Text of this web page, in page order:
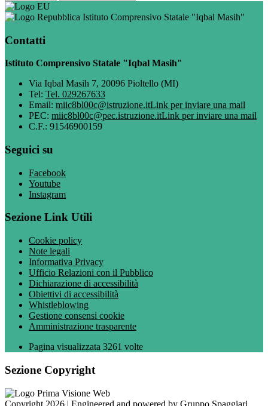
Istituto Comprensivo Statale "Iqbal Masih"
Contatti
Istituto Comprensivo Statale "Iqbal Masih"
Via Iqbal Masih 7, 20096 Pioltello (MI)
Tel: Tel. 029267633
Email: miic8bl00c@istruzione.itLink per inviare una mail
PEC: miic8bl00c@pec.istruzione.itLink per inviare una mail
C.F.: 91546900159
Seguici su
Facebook
Youtube
Instagram
Sezione Link Utili
Cookie policy
Note legali
Informativa Privacy
Ufficio Relazioni con il Pubblico
Dichiarazione di accessibilità
Obiettivi di accessibilità
Whistleblowing
Gestione consensi cookie
Amministrazione trasparente
Pagina visualizzata 3261 volte
Sezione Copyright
Copyright 2026 | Engineered and powered by Gruppo Spaggiari